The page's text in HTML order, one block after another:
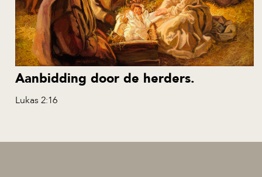
Aanbidding door de herders.
Lukas 2:16